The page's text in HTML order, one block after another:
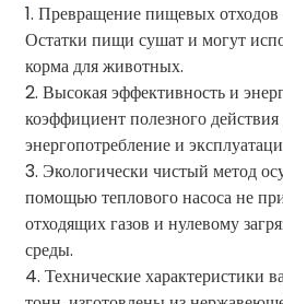
1. Превращение пищевых отходов
Остатки пищи сушат и могут
корма для животных.
2. Высокая эффективность и
коэффициент полезного
энергопотребление и
3. Экологически чистый метод
помощью теплового насоса не
отходящих газов и нулевому
среды.
4. Технические характеристики